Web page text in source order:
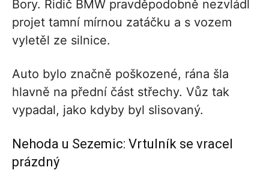
Bory. Řidič BMW pravděpodobně nezvládl
projet tamní mírnou zatáčku a s vozem
vyletěl ze silnice.
Auto bylo značně poškozené, rána šla
hlavně na přední část střechy. Vůz tak
vypadal, jako kdyby byl slisovaný.
Nehoda u Sezemic: Vrtulník se vracel
prázdný